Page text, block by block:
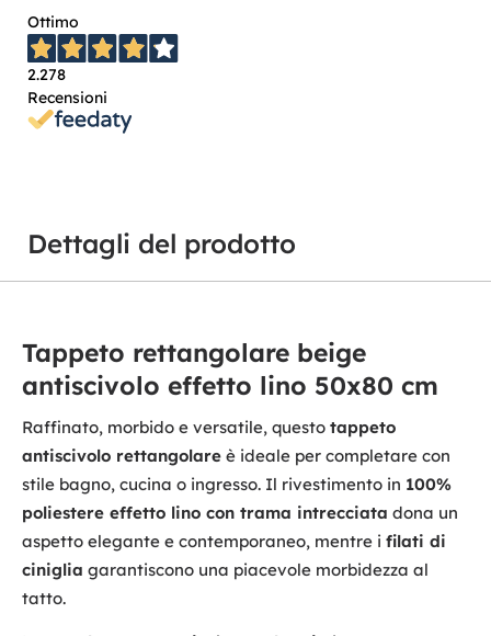
Ottimo
2.278
Recensioni
Dettagli del prodotto
Tappeto rettangolare beige
antiscivolo effetto lino 50x80 cm
Raffinato, morbido e versatile, questo tappeto
antiscivolo rettangolare è ideale per completare con
stile bagno, cucina o ingresso. Il rivestimento in 100%
poliestere effetto lino con trama intrecciata dona un
aspetto elegante e contemporaneo, mentre i filati di
ciniglia garantiscono una piacevole morbidezza al
tatto.